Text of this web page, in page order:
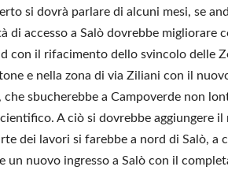
si dovrà parlare di alcuni mesi, se
accesso a Salò dovrebbe migliorare
con il rifacimento dello svincolo delle
e nella zona di via Ziliani con il
sbucherebbe a Campoverde non
A ciò si dovrebbe aggiungere il
dei lavori si farebbe a nord di Salò, a
un nuovo ingresso a Salò con il